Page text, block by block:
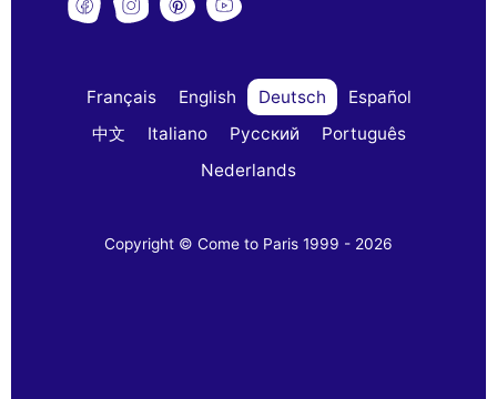
Français English Deutsch
Español
中文
Italiano Русский
Português
Nederlands
Copyright © Come to Paris 1999 - 2026